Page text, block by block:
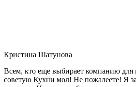
Кристина Шатунова
Всем, кто еще выбирает компанию для
советую Кухни мол! Не пожалеете! Я